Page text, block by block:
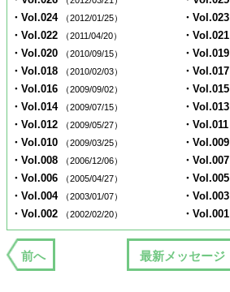
・Vol.024 （2012/01/25） ・Vol.023
・Vol.022 （2011/04/20） ・Vol.021
・Vol.020 （2010/09/15） ・Vol.019
・Vol.018 （2010/02/03） ・Vol.017
・Vol.016 （2009/09/02） ・Vol.015
・Vol.014 （2009/07/15） ・Vol.013
・Vol.012 （2009/05/27） ・Vol.011
・Vol.010 （2009/03/25） ・Vol.009
・Vol.008 （2006/12/06） ・Vol.007
・Vol.006 （2005/04/27） ・Vol.005
・Vol.004 （2003/01/07） ・Vol.003
・Vol.002 （2002/02/20） ・Vol.001
前へ 最新メッセージ